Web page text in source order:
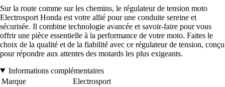
Sur la route comme sur les chemins, le régulateur de tension moto
Electrosport Honda est votre allié pour une conduite sereine et
sécurisée. Il combine technologie avancée et savoir-faire pour vous
offrir une pièce essentielle à la performance de votre moto. Faites le
choix de la qualité et de la fiabilité avec ce régulateur de tension, conçu
pour répondre aux attentes des motards les plus exigeants.
Informations complémentaires
Marque
Electrosport